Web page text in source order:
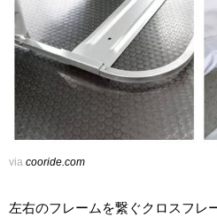
via cooride.com
左右のフレームを繋ぐクロスフレ